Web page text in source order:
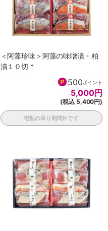
＜阿藻珍味＞阿藻の味噌漬・粕
漬１０切 *
500ポイント
5,000円
(税込 5,400円)
宅配の承り期間外です